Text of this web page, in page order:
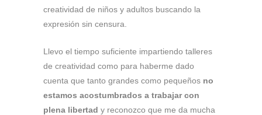
creatividad de niños y adultos buscando la
expresión sin censura.
Llevo el tiempo suficiente impartiendo talleres
de creatividad como para haberme dado
cuenta que tanto grandes como pequeños no
estamos acostumbrados a trabajar con
plena libertad y reconozco que me da mucha